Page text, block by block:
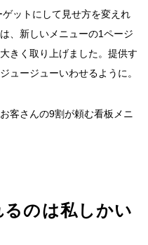
ットにして見せ方を変えれ
、新しいメニューの1ページ
きく取り上げました。提供す
ュージューいわせるように。
客さんの9割が頼む看板メニ
るのは私しかい